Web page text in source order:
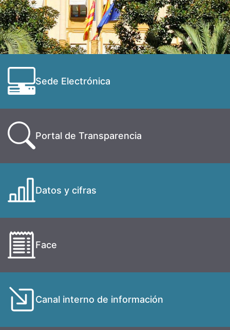
Sede Electrónica
Portal de Transparencia
Datos y cifras
Face
Canal interno de información